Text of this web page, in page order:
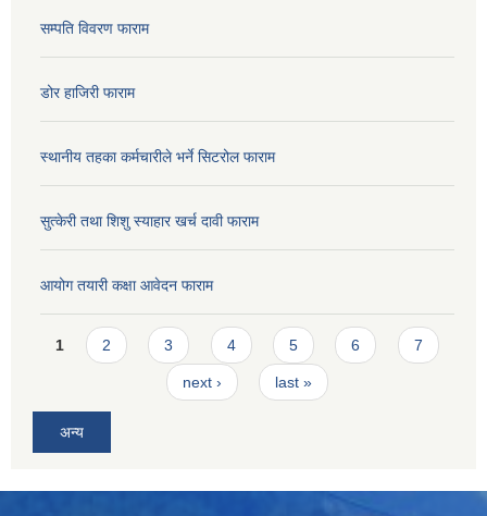
सम्पति विवरण फाराम
डोर हाजिरी फाराम
स्थानीय तहका कर्मचारीले भर्ने सिटरोल फाराम
सुत्केरी तथा शिशु स्याहार खर्च दावी फाराम
आयोग तयारी कक्षा आवेदन फाराम
Pages
1 2 3 4 5 6 7
next › last »
अन्य